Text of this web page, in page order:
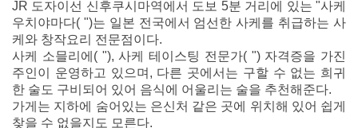
JR 도자이선 신후쿠시마역에서 도보 5분 거리에 있는 "사케
우치야마다( ")는 일본 전국에서 엄선한 사케를 취급하는 사
케와 창작요리 전문점이다.
사케 소믈리에( "), 사케 테이스팅 전문가( ") 자격증을 가진
주인이 운영하고 있으며, 다른 곳에서는 구할 수 없는 희귀
한 술도 구비되어 있어 음식에 어울리는 술을 추천해준다.
가게는 지하에 숨어있는 은신처 같은 곳에 위치해 있어 쉽게
찾을 수 없을지도 모른다.